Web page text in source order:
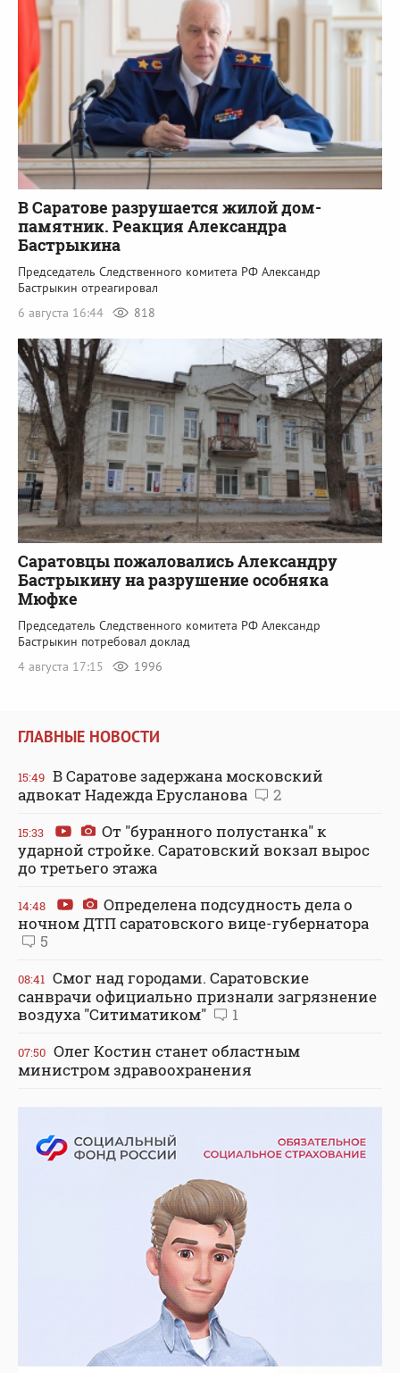
В Саратове разрушается жилой дом-
памятник. Реакция Александра
Бастрыкина
Председатель Следственного комитета РФ Александр
Бастрыкин отреагировал
6 августа 16:44
818
Саратовцы пожаловались Александру
Бастрыкину на разрушение особняка
Мюфке
Председатель Следственного комитета РФ Александр
Бастрыкин потребовал доклад
4 августа 17:15
1996
ГЛАВНЫЕ НОВОСТИ
15:49 В Саратове задержана московский
адвокат Надежда Ерусланова
2
15:33
От "буранного полустанка" к
ударной стройке. Саратовский вокзал вырос
до третьего этажа
14:48
Определена подсудность дела о
ночном ДТП саратовского вице-губернатора
5
08:41 Смог над городами. Саратовские
санврачи официально признали загрязнение
воздуха "Ситиматиком"
1
07:50 Олег Костин станет областным
министром здравоохранения